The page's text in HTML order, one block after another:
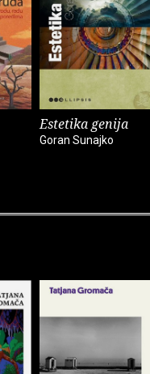
Estetika genija
Goran Sunajko